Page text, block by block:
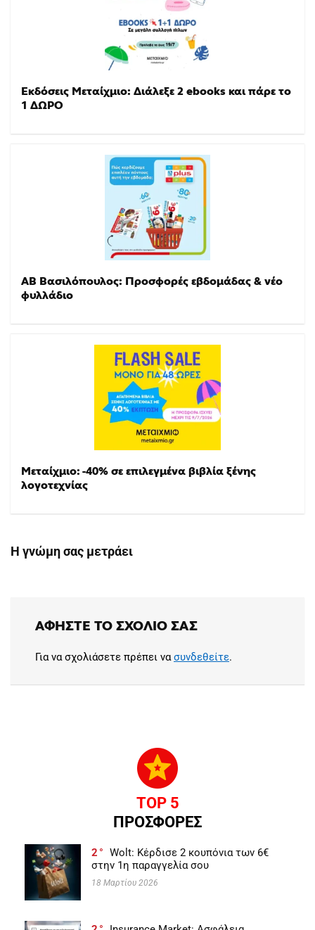
Εκδόσεις Μεταίχμιο: Διάλεξε 2 ebooks και πάρε το
1 ΔΩΡΟ
ΑΒ Βασιλόπουλος: Προσφορές εβδομάδας & νέο
φυλλάδιο
Μεταίχμιο: -40% σε επιλεγμένα βιβλία ξένης
λογοτεχνίας
Η γνώμη σας μετράει
ΑΦΉΣΤΕ ΤΟ ΣΧΌΛΙΟ ΣΑΣ
Για να σχολιάσετε πρέπει νασυνδεθείτε.
TOP 5
ΠΡΟΣΦΟΡΕΣ
2
Wolt: Κέρδισε 2 κουπόνια των 6€
στην 1η παραγγελία σου
18 Μαρτίου 2026